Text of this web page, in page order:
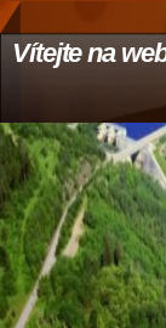
Vítejte na